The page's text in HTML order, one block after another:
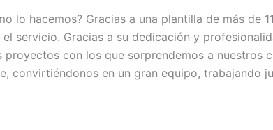
lo hacemos? Gracias a una plantilla de más de
servicio. Gracias a su dedicación y
con los que sorprendemos a nuestros
convirtiéndonos en un gran equipo, trabajando